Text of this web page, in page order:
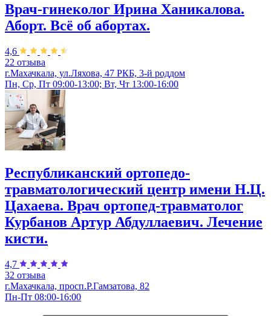
Врач-гинеколог Ирина Ханикалова.
Аборт. Всё об абортах.
4,6
22 отзыва
г.Махачкала, ул.Ляхова, 47 РКБ, 3-й роддом
Пн, Ср, Пт 09:00-13:00; Вт, Чт 13:00-16:00
Республиканский ортопедо-
травматологический центр имени Н.Ц.
Цахаева. Врач ортопед-травматолог
Курбанов Артур Абдуллаевич. Лечение
кисти.
4,7
32 отзыва
г.Махачкала, просп.Р.Гамзатова, 82
Пн-Пт 08:00-16:00